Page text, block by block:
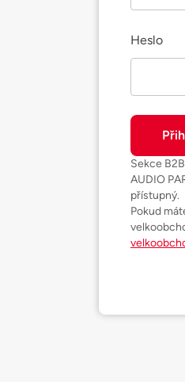
Heslo
Sekce
AUDIO
přístupný.
Pokud